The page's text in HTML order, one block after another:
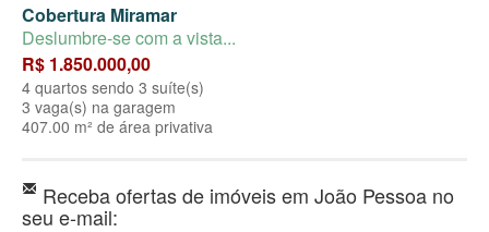
Cobertura Miramar
Deslumbre-se com a vista...
R$ 1.850.000,00
4 quartos sendo 3 suíte(s)
3 vaga(s) na garagem
407.00 m² de área privativa
Receba ofertas de imóveis em João Pessoa no
seu e-mail: